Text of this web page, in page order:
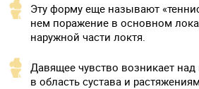
Эту форму еще называют
нем поражение в основном
наружной части локтя.
Давящее чувство возникает
в область сустава и